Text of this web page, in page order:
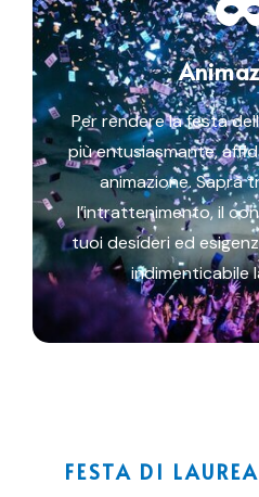
Per rendere la festa
più entusiasmante,
animazione. Saprà
l’intrattenimento, il
tuoi desideri ed
indimenticabile
FESTA DI